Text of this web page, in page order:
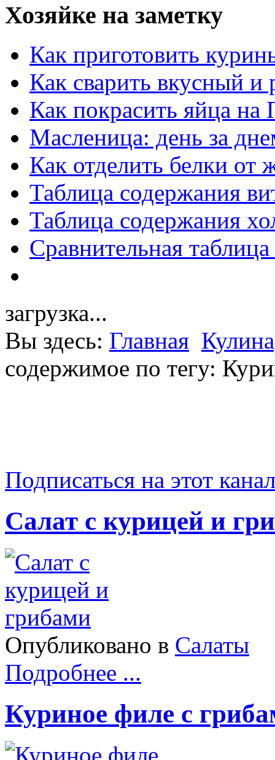
Хозяйке на заметку
Как приготовить
Как сварить вкусный и
Как покрасить яйца на
Масленица: день за
Как отделить белки от
Таблица содержания
Таблица содержания
Сравнительная
загрузка...
Вы здесь: Главная
содержимое по тегу:
Подписаться на этот
Салат с курицей и
Опубликовано в Салаты
Подробнее ...
Куриное филе с